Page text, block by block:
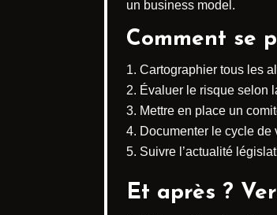
un business model.
Comment se
Cartographier tous les
Évaluer le risque selon
Mettre en place un
Documenter le cycle de
Suivre l’actualité
Et après ?